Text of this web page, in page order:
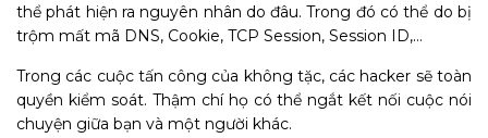
thể phát hiện ra nguyên nhân do đâu. Trong đó có thể do bị
trộm mất mã DNS, Cookie, TCP Session, Session ID,…
Trong các cuộc tấn công của không tặc, các hacker sẽ toàn
quyền kiểm soát. Thậm chí họ có thể ngắt kết nối cuộc nói
chuyện giữa bạn và một người khác.